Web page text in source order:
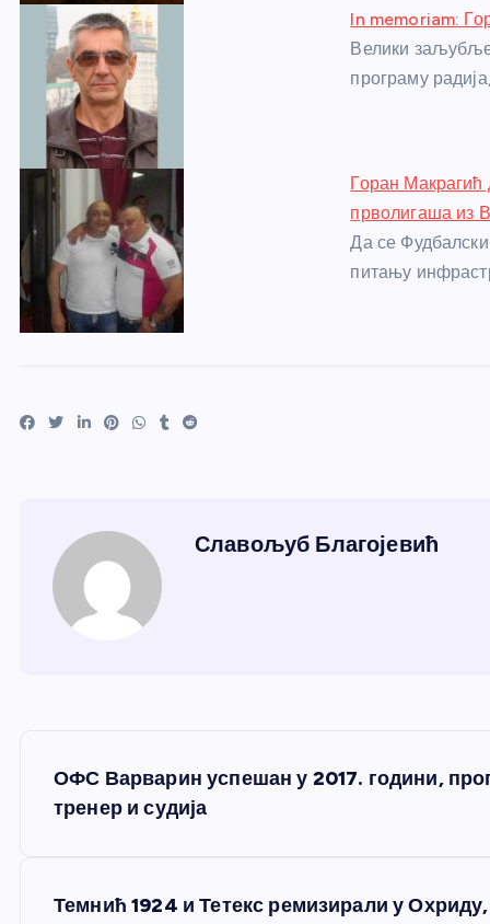
In memoriam:
Велики
програму
Горан Макрагић
прволигаша из
Да се
питању
Славољуб Благојевић
ОФС Варварин успешан у 2017. години,
тренер и судија
Темнић 1924 и Тетекс ремизирали у